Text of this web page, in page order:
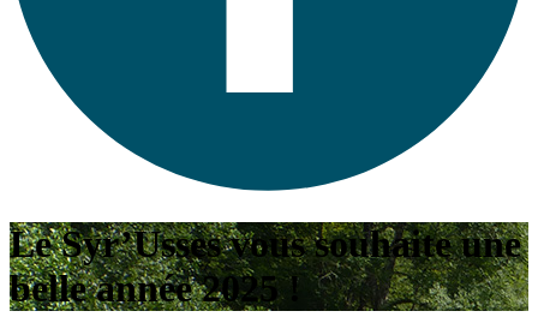
Le Syr’Usses vous souhaite une
belle année 2025 !